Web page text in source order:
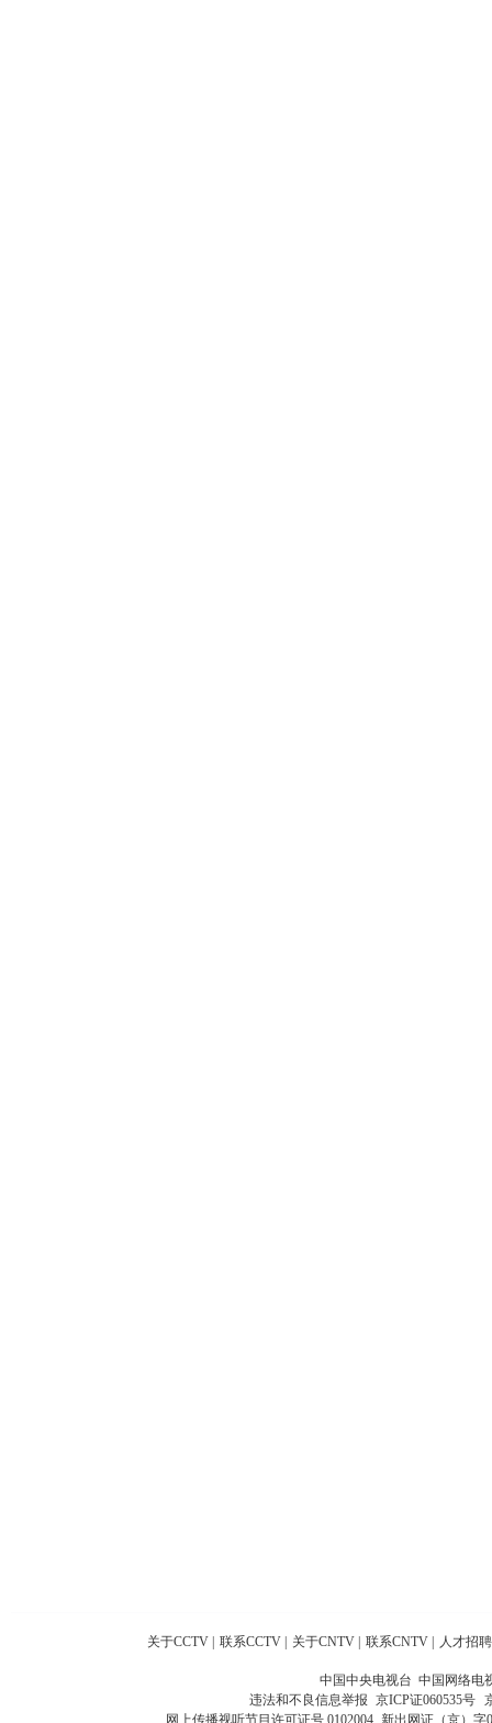
关于CCTV 联系CCTV 关于CNTV 联系CNTV 人才招聘
中国中央电视台 中国网络电
违法和不良信息举报 京ICP证060535号
网上传播视听节目许可证号 0102004 新出网证（京）